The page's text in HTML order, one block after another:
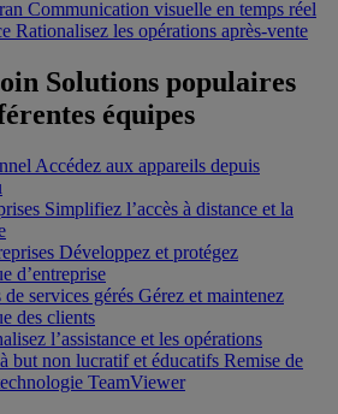
Communication visuelle en temps réel
Rationalisez les opérations après-vente
Solutions populaires
équipes
Accédez aux appareils depuis
Simplifiez l’accès à distance et la
Développez et protégez
d’entreprise
services gérés Gérez et maintenez
des clients
l’assistance et les opérations
but non lucratif et éducatifs Remise de
TeamViewer